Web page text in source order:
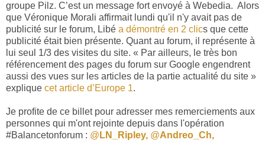
groupe Pilz. C’est un message fort envoyé à Webedia. Alors
que Véronique Morali affirmait lundi qu'il n'y avait pas de
publicité sur le forum, Libé a démontré en 2 clics que cette
publicité était bien présente. Quant au forum, il représente à
lui seul 1/3 des visites du site. « Par ailleurs, le très bon
référencement des pages du forum sur Google engendrent
aussi des vues sur les articles de la partie actualité du site »
explique cet article d’Europe 1.
Je profite de ce billet pour adresser mes remerciements aux
personnes qui m'ont rejointe depuis dans l'opération
#Balancetonforum : @ LN_Ripley, @Andreo_Ch,